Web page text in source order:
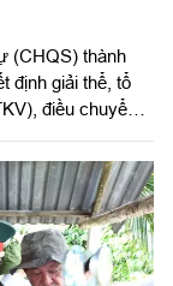
(CHQS) thành
định giải thể, tổ
điều chuyển,
ủy, Phó Tư
nghị có đồng chí
Đồng Nai; thủ
thành phố